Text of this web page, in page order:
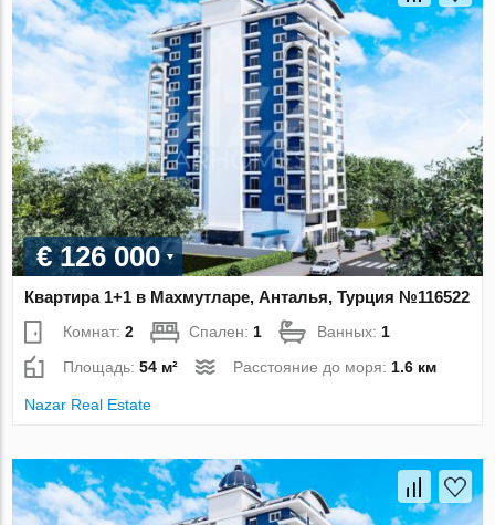
€ 126 000
Квартира 1+1 в Махмутларе, Анталья, Турция №116522
Комнат:2 Спален: 1 Ванных: 1
Площадь:54 м² Расстояние до моря: 1.6 км
Nazar Real Estate